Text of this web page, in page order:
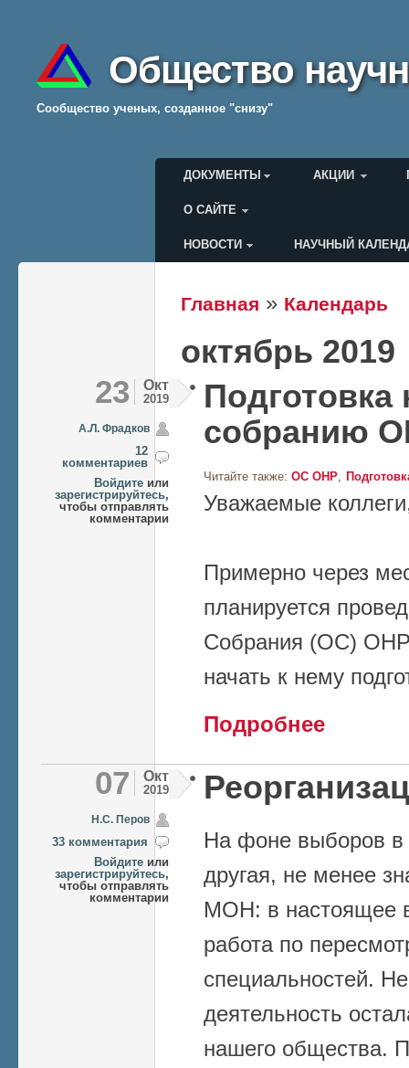
Общество
Cообщество ученых, созданное "снизу"
Главное меню
ДОКУМЕНТЫ АКЦИИ
О САЙТЕ
Меню пользователя
НОВОСТИ НАУЧНЫЙ
Вы здесь
Главная » Календарь
октябрь 2019
23 Окт
2019
А.Л. Фрадков
12
комментариев
Войдите или
зарегистрируйтесь,
чтобы отправлять
комментарии
собранию
Читайте также: ОС ОНР
Уважаемые
Примерно через
планируется
Собрания (ОС)
начать к нему
Подробнее
07 Окт
2019
Н.С. Перов
33 комментария
Войдите или
зарегистрируйтесь,
чтобы отправлять
комментарии
На фоне выборов в
другая, не менее
МОН: в настоящее
работа по
специальностей.
деятельность
нашего общества.